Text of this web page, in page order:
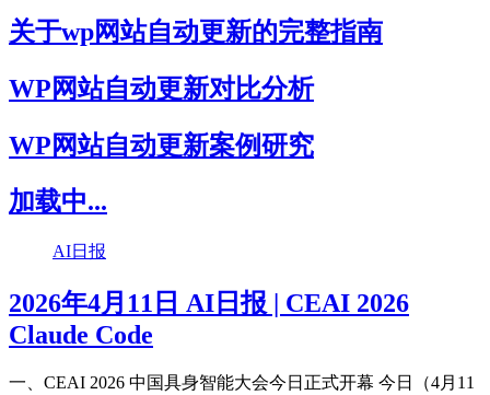
关于wp网站自动更新的完整指南
WP网站自动更新对比分析
WP网站自动更新案例研究
加载中...
AI日报
2026年4月11日 AI日报 | CEAI 2026
Claude Code
一、CEAI 2026 中国具身智能大会今日正式开幕 今日（4月11